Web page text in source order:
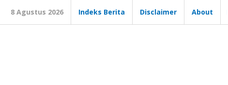
8 Agustus 2026 Indeks Berita Disclaimer About